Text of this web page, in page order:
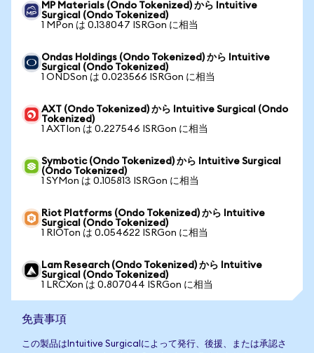
MP Materials (Ondo Tokenized) から Intuitive
Surgical (Ondo Tokenized)
1 MPon は 0.138047 ISRGon に相当
Ondas Holdings (Ondo Tokenized) から Intuitive
Surgical (Ondo Tokenized)
1 ONDSon は 0.023566 ISRGon に相当
AXT (Ondo Tokenized) から Intuitive Surgical (Ondo
Tokenized)
1 AXTIon は 0.227546 ISRGon に相当
Symbotic (Ondo Tokenized) から Intuitive Surgical
(Ondo Tokenized)
1 SYMon は 0.105813 ISRGon に相当
Riot Platforms (Ondo Tokenized) から Intuitive
Surgical (Ondo Tokenized)
1 RIOTon は 0.054622 ISRGon に相当
Lam Research (Ondo Tokenized) から Intuitive
Surgical (Ondo Tokenized)
1 LRCXon は 0.807044 ISRGon に相当
免責事項
この製品はIntuitive Surgicalによって発行、後援、または承認さ